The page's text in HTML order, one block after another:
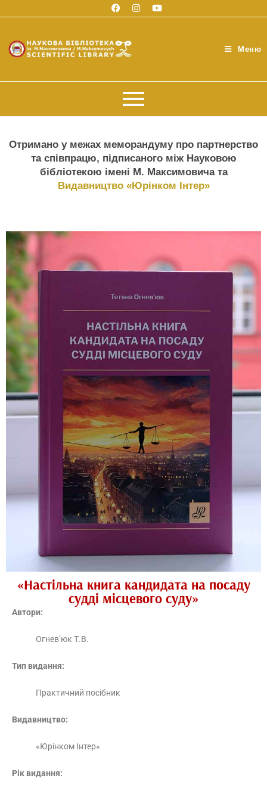
Меню
Отримано у межах меморандуму про партнерство
та співпрацю, підписаного між Науковою
бібліотекою імені М. Максимовича та
Видавництво «Юрінком Інтер»
«Настільна книга кандидата на посаду
судді місцевого суду»
Автори:
Огнев’юк Т.В.
Тип видання:
Практичний посібник
Видавництво:
«Юрінком Інтер»
Рік видання: